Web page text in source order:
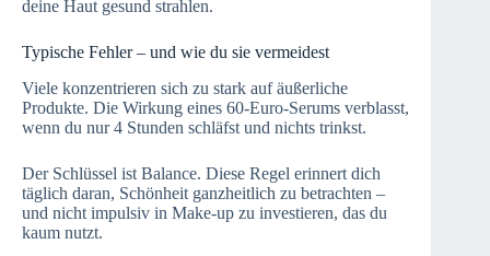
deine Haut gesund strahlen.
Typische Fehler – und wie du sie vermeidest
Viele konzentrieren sich zu stark auf äußerliche
Produkte. Die Wirkung eines 60-Euro-Serums verblasst,
wenn du nur 4 Stunden schläfst und nichts trinkst.
Der Schlüssel ist Balance. Diese Regel erinnert dich
täglich daran, Schönheit ganzheitlich zu betrachten –
und nicht impulsiv in Make-up zu investieren, das du
kaum nutzt.